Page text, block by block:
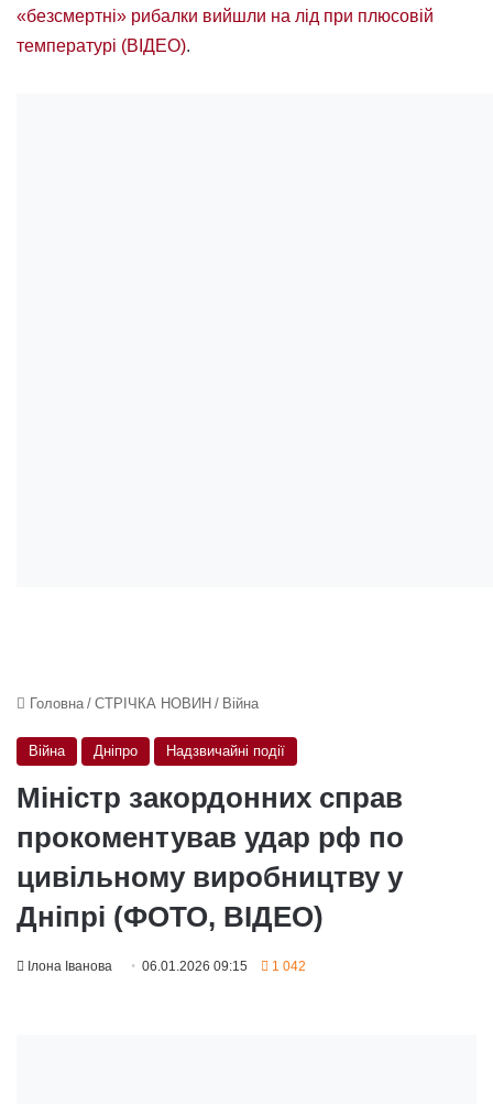
«безсмертні» рибалки вийшли на лід при плюсовій
температурі (ВІДЕО).